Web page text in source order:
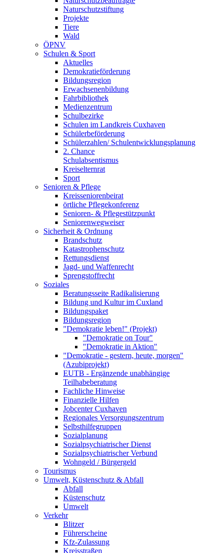
Naturschutzstiftung
Projekte
Tiere
Wald
ÖPNV
Schulen & Sport
Aktuelles
Demokratieförderung
Bildungsregion
Erwachsenenbildung
Fahrbibliothek
Medienzentrum
Schulbezirke
Schulen im Landkreis Cuxhaven
Schülerbeförderung
Schülerzahlen/ Schulentwicklungsplanung
2. Chance
Schulabsentismus
Kreiselternrat
Sport
Senioren & Pflege
Kreisseniorenbeirat
örtliche Pflegekonferenz
Senioren- & Pflegestützpunkt
Seniorenwegweiser
Sicherheit & Ordnung
Brandschutz
Katastrophenschutz
Rettungsdienst
Jagd- und Waffenrecht
Sprengstoffrecht
Soziales
Beratungsseite Radikalisierung
Bildung und Kultur im Cuxland
Bildungspaket
Bildungsregion
"Demokratie leben!" (Projekt)
"Demokratie on Tour"
"Demokratie in Aktion"
"Demokratie - gestern, heute, morgen"
(Azubiprojekt)
EUTB - Ergänzende unabhängige
Teilhabeberatung
Fachliche Hinweise
Finanzielle Hilfen
Jobcenter Cuxhaven
Regionales Versorgungszentrum
Selbsthilfegruppen
Sozialplanung
Sozialpsychiatrischer Dienst
Sozialpsychiatrischer Verbund
Wohngeld / Bürgergeld
Tourismus
Umwelt, Küstenschutz & Abfall
Abfall
Küstenschutz
Umwelt
Verkehr
Blitzer
Führerscheine
Kfz-Zulassung
Kreisstraßen